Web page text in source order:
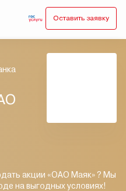
Оставить заявку
акции «ОАО Маяк» ? Мы
на выгодных условиях!